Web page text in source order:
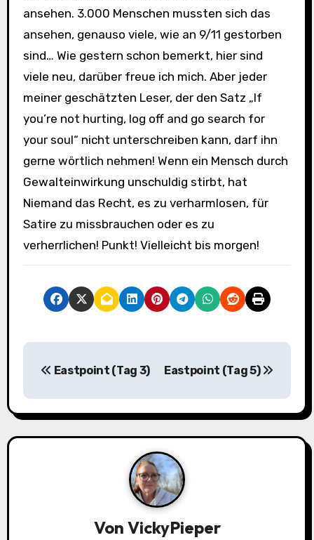
ansehen. 3.000 Menschen mussten sich das
ansehen, genauso viele, wie an 9/11 gestorben
sind… Wie gestern schon bemerkt, hier sind
viele neu, darüber freue ich mich. Aber jeder
meiner geschätzten Leser, der den Satz „If
you’re not hurting, log off and go search for
your soul“ nicht unterschreiben kann, darf ihn
gerne wörtlich nehmen! Wenn ein Mensch durch
Gewalteinwirkung unschuldig stirbt, hat
Niemand das Recht, es zu verharmlosen, für
Satire zu missbrauchen oder es zu
verherrlichen! Punkt! Vielleicht bis morgen!
B
i
t
Eastpoint (Tag 3) Eastpoint (Tag 5)
Von VickyPieper